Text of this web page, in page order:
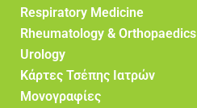
Respiratory Medicine
Rheumatology & Orthopaedics
Urology
Κάρτες Τσέπης Ιατρών
Μονογραφίες